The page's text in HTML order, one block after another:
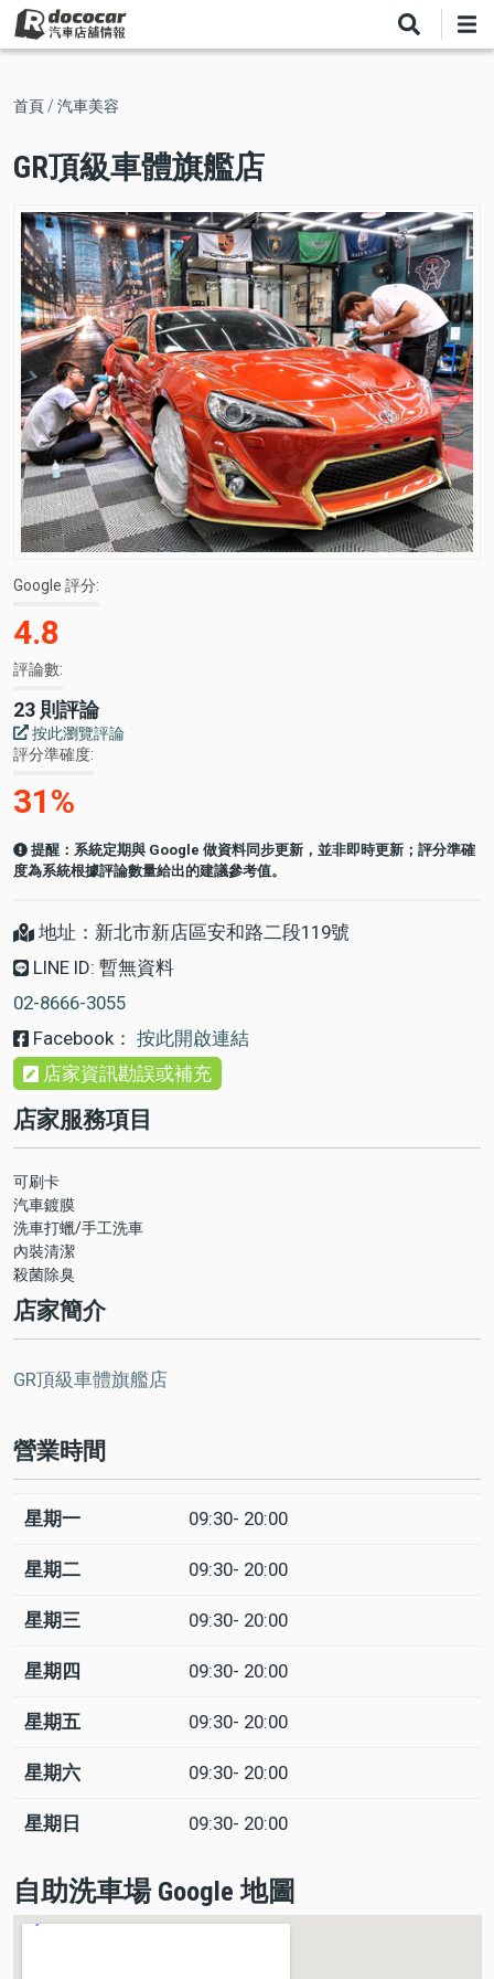
移
至
內導
連
結
首頁 汽車美容
GR頂級車體旗艦店
Google 評分
4.8
評論數
23 則評論
按此瀏覽評論
評分準確度
31%
提醒：系統定期與 Google 做資料同步更新，並非即時更新；評分準確
度為系統根據評論數量給出的建議參考值。
地址：新北市新店區安和路二段119號
LINE ID: 暫無資料
02-8666-3055
Facebook： 按此開啟連結
店家資訊勘誤或補充
店家服務項目
可刷卡
汽車鍍膜
洗車打蠟/手工洗車
內裝清潔
殺菌除臭
店家簡介
GR頂級車體旗艦店
營業時間
日
Time
回
星期一 09:30- 20:00
星期二 09:30- 20:00
星期三 09:30- 20:00
星期四 09:30- 20:00
星期五 09:30- 20:00
星期六 09:30- 20:00
星期日 09:30- 20:00
自助洗車場 Google 地圖